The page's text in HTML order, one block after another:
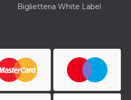
Biglietteria White Label